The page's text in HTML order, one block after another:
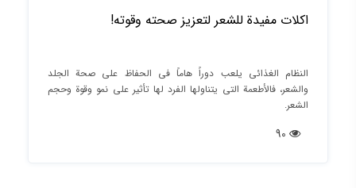
اكلات مفيدة للشعر لتعزيز صحته وقوته!
النظام الغذائي يلعب دوراً هاماً في الحفاظ على صحة الجلد
والشعر، فالأطعمة التي يتناولها الفرد لها تأثير على نمو وقوة وحجم
الشعر.